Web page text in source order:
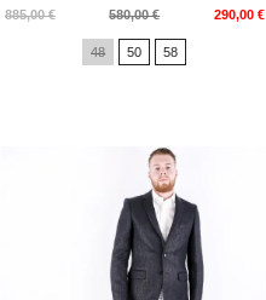
885,00 €
Prix
580,00 € 290,00 €
Prix
48 50 58